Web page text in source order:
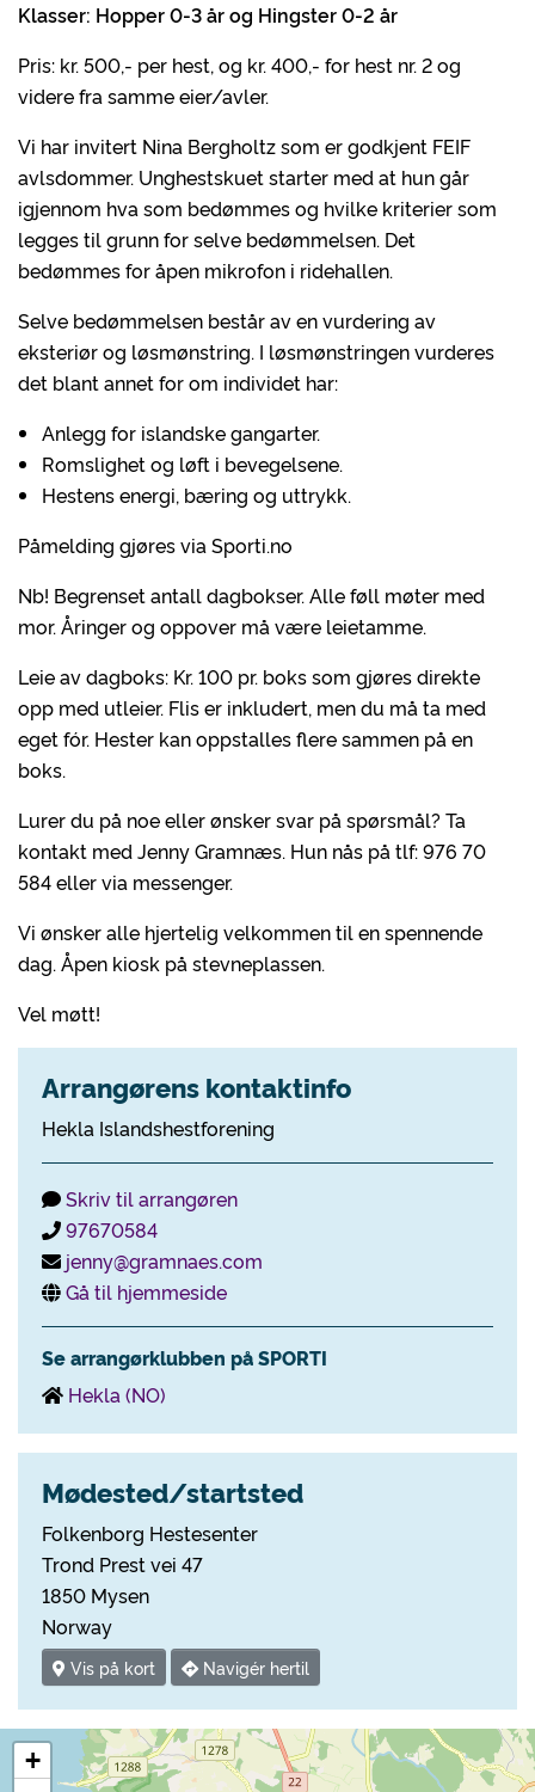
Klasser: Hopper 0-3 år og Hingster 0-2 år
Pris: kr. 500,- per hest, og kr. 400,- for hest nr. 2 og
videre fra samme eier/avler.
Vi har invitert Nina Bergholtz som er godkjent FEIF
avlsdommer. Unghestskuet starter med at hun går
igjennom hva som bedømmes og hvilke kriterier som
legges til grunn for selve bedømmelsen. Det
bedømmes for åpen mikrofon i ridehallen.
Selve bedømmelsen består av en vurdering av
eksteriør og løsmønstring. I løsmønstringen vurderes
det blant annet for om individet har:
Anlegg for islandske gangarter.
Romslighet og løft i bevegelsene.
Hestens energi, bæring og uttrykk.
Påmelding gjøres via Sporti.no
Nb! Begrenset antall dagbokser. Alle føll møter med
mor. Åringer og oppover må være leietamme.
Leie av dagboks: Kr. 100 pr. boks som gjøres direkte
opp med utleier. Flis er inkludert, men du må ta med
eget fór. Hester kan oppstalles flere sammen på en
boks.
Lurer du på noe eller ønsker svar på spørsmål? Ta
kontakt med Jenny Gramnæs. Hun nås på tlf: 976 70
584 eller via messenger.
Vi ønsker alle hjertelig velkommen til en spennende
dag. Åpen kiosk på stevneplassen.
Vel møtt!
Arrangørens kontaktinfo
Hekla Islandshestforening
Skriv til arrangøren
97670584
jenny@gramnaes.com
Gå til hjemmeside
Se arrangørklubben på SPORTI
Hekla (NO)
Mødested/startsted
Folkenborg Hestesenter
Trond Prest vei 47
1850 Mysen
Norway
Vis på kort Navigér hertil
+